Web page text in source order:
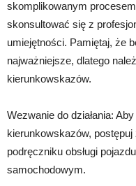
skomplikowanym
skonsultować się z
umiejętności. Pamiętaj, że
najważniejsze, dlatego
kierunkowskazów.
Wezwanie do działania:
kierunkowskazów,
podręczniku obsługi
samochodowym.